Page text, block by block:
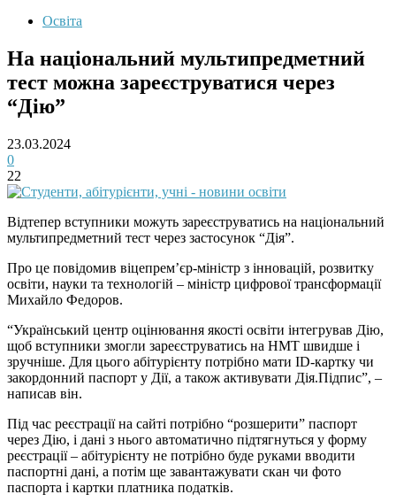
Освіта
На національний мультипредметний
тест можна зареєструватися через
“Дію”
23.03.2024
0
22
Відтепер вступники можуть зареєструватись на національний
мультипредметний тест через застосунок “Дія”.
Про це повідомив віцепрем’єр-міністр з інновацій, розвитку
освіти, науки та технологій – міністр цифрової трансформації
Михайло Федоров.
“Український центр оцінювання якості освіти інтегрував Дію,
щоб вступники змогли зареєструватись на НМТ швидше і
зручніше. Для цього абітурієнту потрібно мати ID-картку чи
закордонний паспорт у Дії, а також активувати Дія.Підпис”, –
написав він.
Під час реєстрації на сайті потрібно “розшерити” паспорт
через Дію, і дані з нього автоматично підтягнуться у форму
реєстрації – абітурієнту не потрібно буде руками вводити
паспортні дані, а потім ще завантажувати скан чи фото
паспорта і картки платника податків.